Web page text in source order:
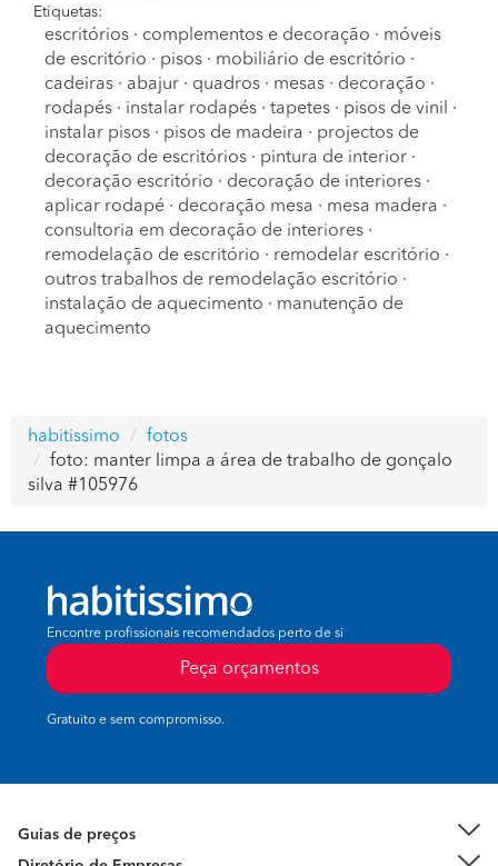
Etiquetas:
escritórios · complementos e decoração · móveis
de escritório · pisos · mobiliário de escritório ·
cadeiras · abajur · quadros · mesas · decoração ·
rodapés · instalar rodapés · tapetes · pisos de vinil
·
instalar pisos · pisos de madeira · projectos de
decoração de escritórios · pintura de interior ·
decoração escritório · decoração de interiores ·
aplicar rodapé · decoração mesa · mesa madera ·
consultoria em decoração de interiores ·
remodelação de escritório · remodelar escritório ·
outros trabalhos de remodelação escritório ·
instalação de aquecimento · manutenção de
aquecimento
habitissimo
fotos
foto: manter limpa a área de trabalho de gonçalo
silva #105976
Encontre profissionais recomendados perto de si
Peça orçamentos
Gratuito e sem compromisso.
Guias de preços